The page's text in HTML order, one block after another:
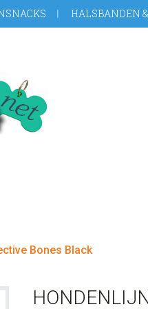
HALSBANDEN
Bones Black